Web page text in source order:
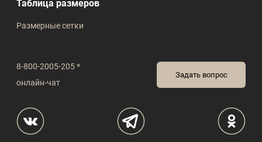
8-800-2005-205 *
онлайн-чат
Задать вопрос
Таблица размеров
Размерные сетки